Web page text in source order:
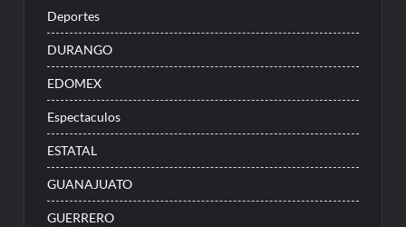
Deportes
DURANGO
EDOMEX
Espectaculos
ESTATAL
GUANAJUATO
GUERRERO